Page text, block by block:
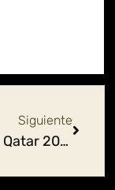
Siguiente
La Tablita Qatar 2022